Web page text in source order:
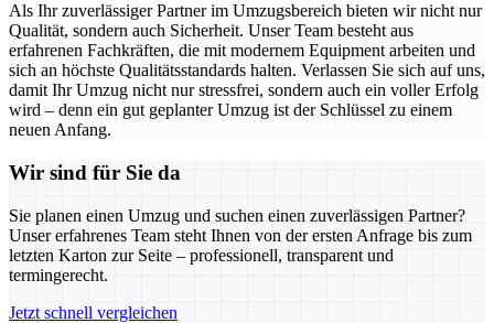
Als Ihr zuverlässiger Partner im Umzugsbereich bieten wir nicht nur
Qualität, sondern auch Sicherheit. Unser Team besteht aus
erfahrenen Fachkräften, die mit modernem Equipment arbeiten und
sich an höchste Qualitätsstandards halten. Verlassen Sie sich auf uns,
damit Ihr Umzug nicht nur stressfrei, sondern auch ein voller Erfolg
wird – denn ein gut geplanter Umzug ist der Schlüssel zu einem
neuen Anfang.
Wir sind für Sie da
Sie planen einen Umzug und suchen einen zuverlässigen Partner?
Unser erfahrenes Team steht Ihnen von der ersten Anfrage bis zum
letzten Karton zur Seite – professionell, transparent und
termingerecht.
Jetzt schnell vergleichen